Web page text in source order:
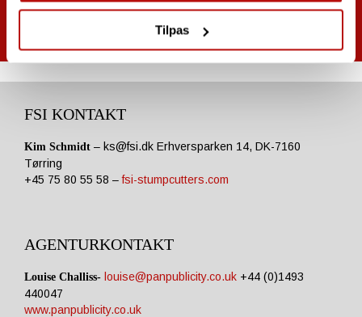
Tilpas
FSI KONTAKT
Kim Schmidt – ks@fsi.dk Erhversparken 14, DK-7160
Tørring
+45 75 80 55 58 –fsi-stumpcutters.com
AGENTURKONTAKT
Louise Challiss- louise@panpublicity.co.uk +44 (0)1493
440047
www.panpublicity.co.uk